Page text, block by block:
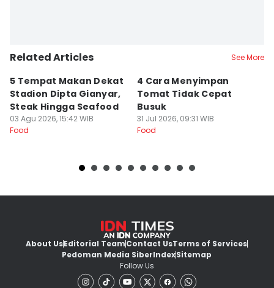
Related Articles See More
5 Tempat Makan Dekat
Stadion Dipta Gianyar,
Steak Hingga Seafood
03 Agu 2026, 15:42 WIB
Food
4 Cara Menyimpan
Tomat Tidak Cepat
Busuk
31 Jul 2026, 09:31 WIB
Food
About UsEditorial TeamContact UsTerms of Services
Pedoman Media SiberIndexSitemap
Follow Us